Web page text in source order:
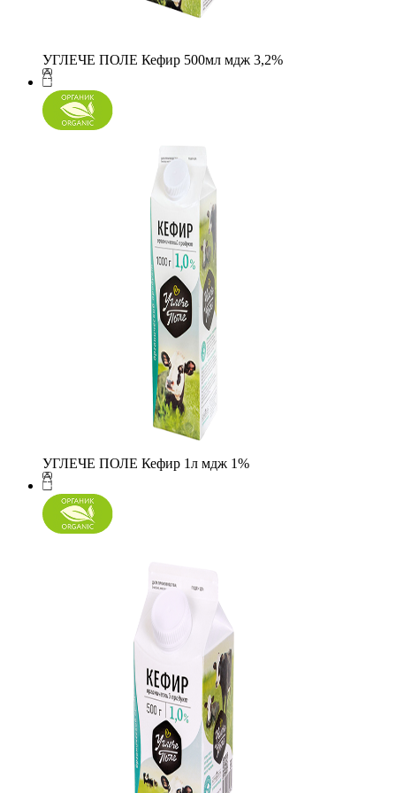
УГЛЕЧЕ ПОЛЕ Кефир 500мл мдж 3,2%
УГЛЕЧЕ ПОЛЕ Кефир 1л мдж 1%